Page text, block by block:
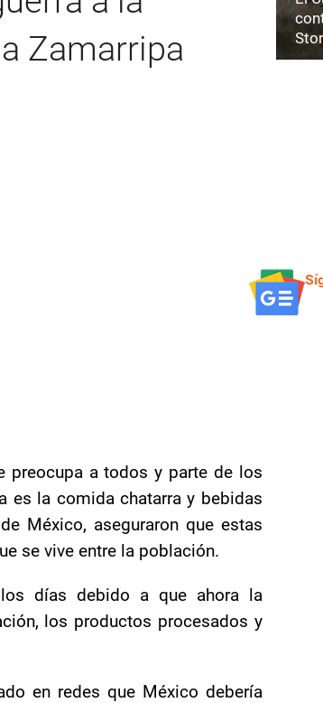
Zamarripa
preocupa a todos y parte de los
es la comida chatarra y bebidas
México, aseguraron que estas
se vive entre la población.
días debido a que ahora la
los productos procesados y
en redes que México debería